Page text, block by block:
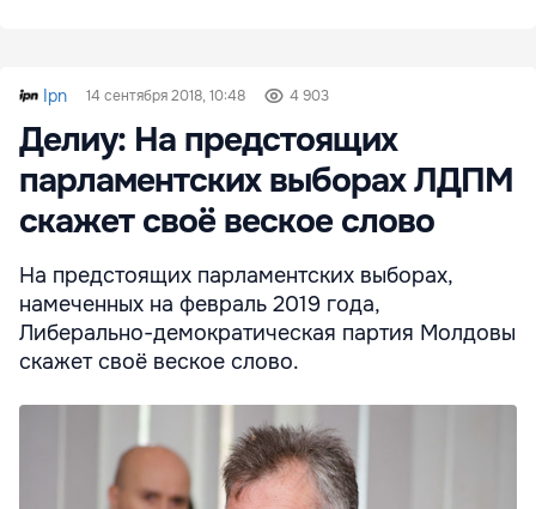
Ipn 14 сентября 2018, 10:48 4 903
Делиу: На предстоящих
парламентских выборах ЛДПМ
скажет своё веское слово
На предстоящих парламентских выборах,
намеченных на февраль 2019 года,
Либерально-демократическая партия Молдовы
скажет своё веское слово.